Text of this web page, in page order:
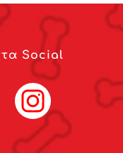
Social
Instagram